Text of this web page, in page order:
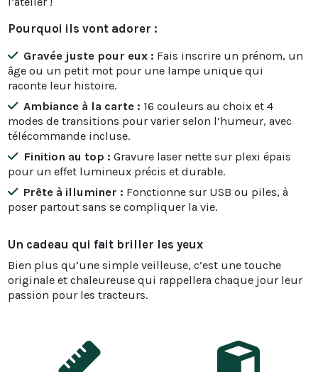
Pourquoi ils vont adorer :
Gravée juste pour eux : Fais inscrire un prénom, un
âge ou un petit mot pour une lampe unique qui
raconte leur histoire.
Ambiance à la carte : 16 couleurs au choix et 4
modes de transitions pour varier selon l’humeur, avec
télécommande incluse.
Finition au top : Gravure laser nette sur plexi épais
pour un effet lumineux précis et durable.
Prête à illuminer : Fonctionne sur USB ou piles, à
poser partout sans se compliquer la vie.
Un cadeau qui fait briller les yeux
Bien plus qu’une simple veilleuse, c’est une touche
originale et chaleureuse qui rappellera chaque jour leur
passion pour les tracteurs.